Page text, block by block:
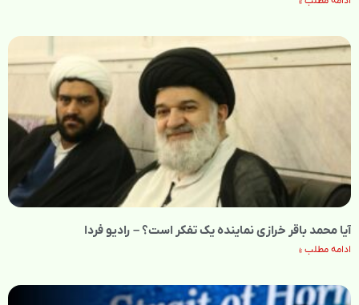
آیا محمد باقر خرازی نماینده یک تفکر است؟ – رادیو فردا
ادامه مطلب »